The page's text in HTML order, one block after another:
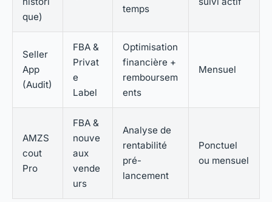
que)
temps
Seller
App
(Audit)
FBA &
Privat
e
Label
Optimisation
financière +
remboursem
ents
Mensuel
AMZS
cout
Pro
FBA &
nouve
aux
vende
urs
Analyse de
rentabilité
pré-
lancement
Ponctuel
ou mensuel